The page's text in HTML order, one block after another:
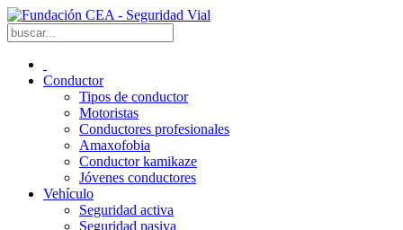
Conductor
Tipos de conductor
Motoristas
Conductores profesionales
Amaxofobia
Conductor kamikaze
Jóvenes conductores
Vehículo
Seguridad activa
Seguridad pasiva